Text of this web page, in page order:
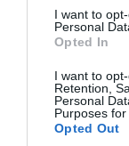
I want to
Personal
Opted In
I want to
Retention,
Personal
Purposes for
Opted Out
Φορτηγό
δένδρα!